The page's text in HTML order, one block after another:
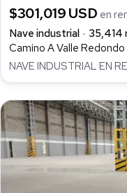
$301,019 USD en
Nave industrial
35,414
Camino A Valle Redondo
NAVE INDUSTRIAL EN